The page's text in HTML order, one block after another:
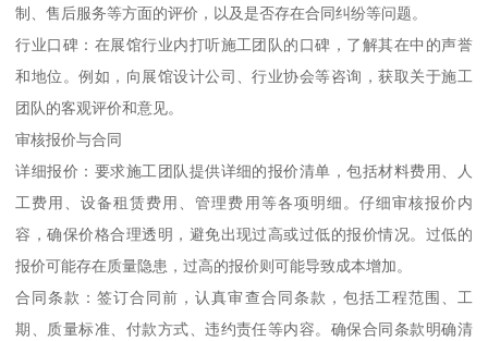
制、售后服务等方面的评价，以及是否存在合同纠纷等问题。
行业口碑：在展馆行业内打听施工团队的口碑，了解其在中的声誉
和地位。例如，向展馆设计公司、行业协会等咨询，获取关于施工
团队的客观评价和意见。
审核报价与合同
详细报价：要求施工团队提供详细的报价清单，包括材料费用、人
工费用、设备租赁费用、管理费用等各项明细。仔细审核报价内
容，确保价格合理透明，避免出现过高或过低的报价情况。过低的
报价可能存在质量隐患，过高的报价则可能导致成本增加。
合同条款：签订合同前，认真审查合同条款，包括工程范围、工
期、质量标准、付款方式、违约责任等内容。确保合同条款明确清